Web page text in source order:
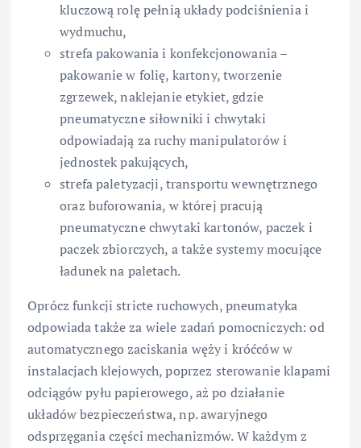
kluczową rolę pełnią układy podciśnienia i
wydmuchu,
strefa pakowania i konfekcjonowania –
pakowanie w folię, kartony, tworzenie
zgrzewek, naklejanie etykiet, gdzie
pneumatyczne siłowniki i chwytaki
odpowiadają za ruchy manipulatorów i
jednostek pakujących,
strefa paletyzacji, transportu wewnętrznego
oraz buforowania, w której pracują
pneumatyczne chwytaki kartonów, paczek i
paczek zbiorczych, a także systemy mocujące
ładunek na paletach.
Oprócz funkcji stricte ruchowych, pneumatyka
odpowiada także za wiele zadań pomocniczych: od
automatycznego zaciskania węży i króćców w
instalacjach klejowych, poprzez sterowanie klapami
odciągów pyłu papierowego, aż po działanie
układów bezpieczeństwa, np. awaryjnego
odsprzęgania części mechanizmów. W każdym z